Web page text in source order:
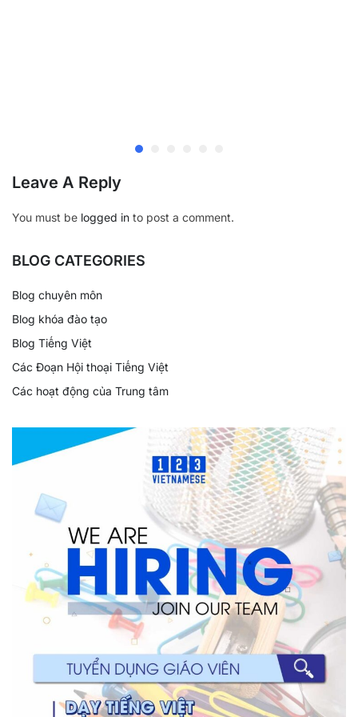
Leave A Reply
You must be logged in to post a comment.
BLOG CATEGORIES
Blog chuyên môn
Blog khóa đào tạo
Blog Tiếng Việt
Các Đoạn Hội thoại Tiếng Việt
Các hoạt động của Trung tâm